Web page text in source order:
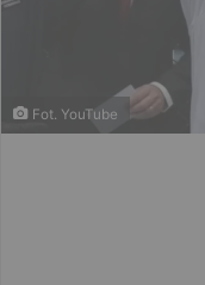
Fot. YouTube